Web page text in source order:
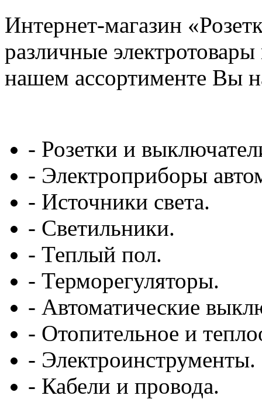
Интернет-магазин
различные
нашем ассортименте Вы
- Розетки и
- Электроприборы
- Источники света.
- Светильники.
- Теплый пол.
- Терморегуляторы.
- Автоматические
- Отопительное и
- Электроинструменты.
- Кабели и провода.